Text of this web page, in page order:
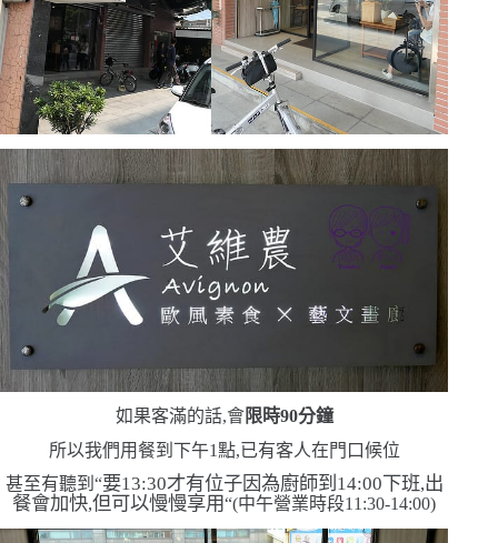
如果客滿的話,會限時90分鐘
所以我們用餐到下午1點,已有客人在門口候位
甚至有聽到 “要13:30才有位子因為廚師到 14:00 下班,出
餐會加快,但可以慢慢享用“(中午營業時段11:30-14:00)